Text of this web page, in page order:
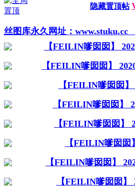
隐藏置顶帖
丝图库永久网址：www.stuku.cc
【FEILIN嗲囡囡】
【FEILIN嗲囡囡】
【FEILIN嗲囡囡
【FEILIN嗲囡囡】
【FEILIN嗲囡囡】
【FEILIN嗲囡囡
【FEILIN嗲囡囡】
【FEILIN嗲囡囡】